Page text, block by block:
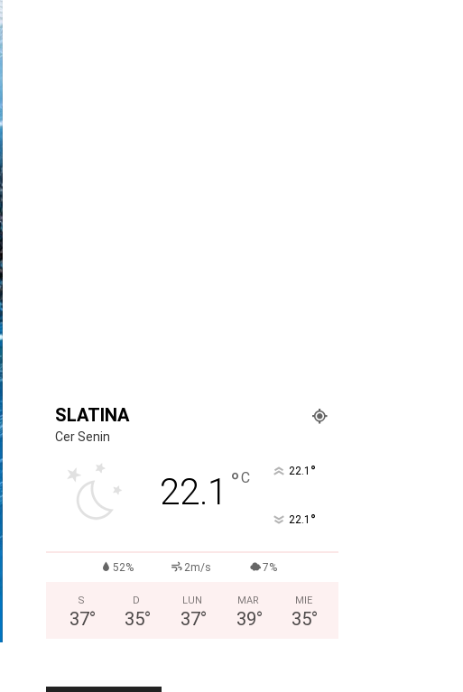
SLATINA
Cer Senin
22.1 °C 22.1 °
22.1 °
52% 2m/s 7%
S
37°
D
35°
LUN
37°
MAR
39°
MIE
35°